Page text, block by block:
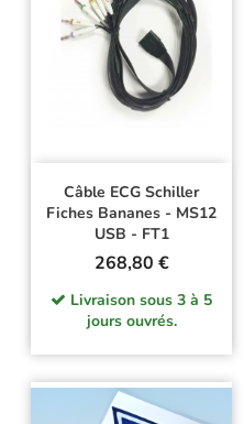
Câble ECG Schiller
Fiches Bananes - MS12
USB - FT1
Prix
268,80 €
Livraison sous 3 à 5
jours ouvrés.